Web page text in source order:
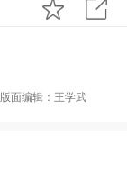
版面编辑：王学武